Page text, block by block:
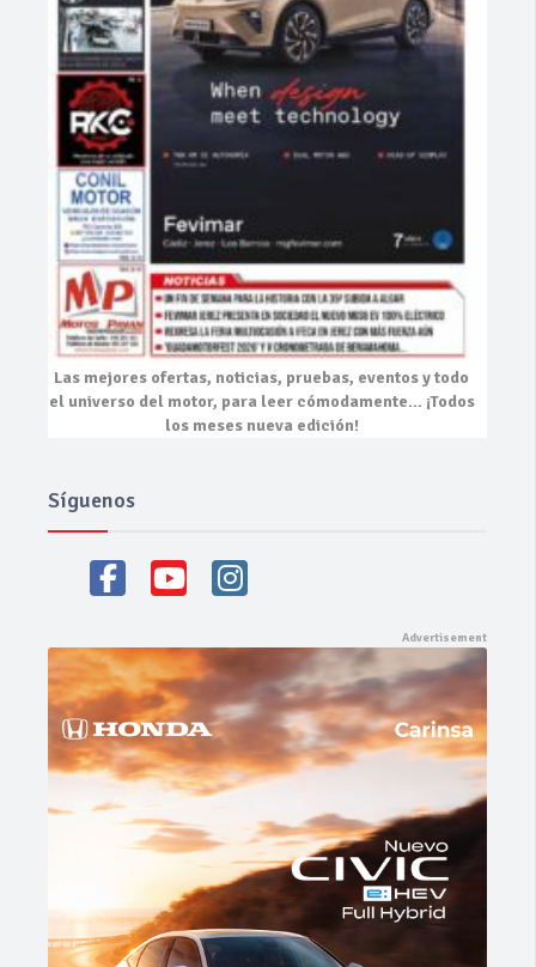
Las mejores ofertas, noticias, pruebas, eventosy todo
el universo del motor, para leer cómodamente… ¡Todos
los meses nueva edición!
Síguenos